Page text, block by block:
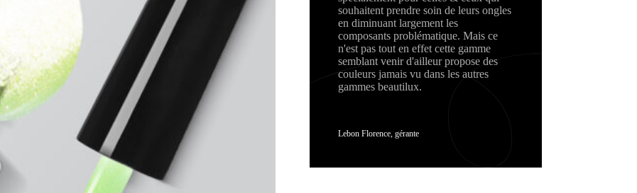
souhaitent prendre soin de leurs ongles
en diminuant largement les
composants problématique. Mais ce
n'est pas tout en effet cette gamme
semblant venir d'ailleur propose des
couleurs jamais vu dans les autres
gammes beautilux.
Lebon Florence, gérante